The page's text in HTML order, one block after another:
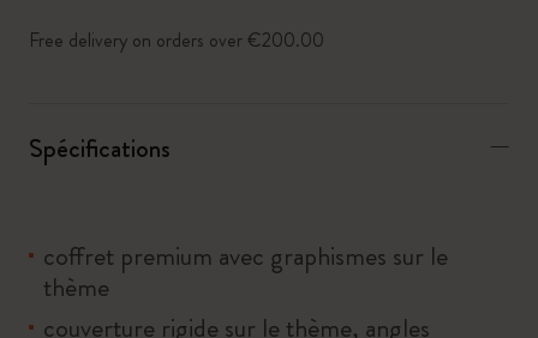
Free delivery on orders over €200.00
Spécifications
coffret premium avec graphismes sur le
thème
couverture rigide sur le thème, angles